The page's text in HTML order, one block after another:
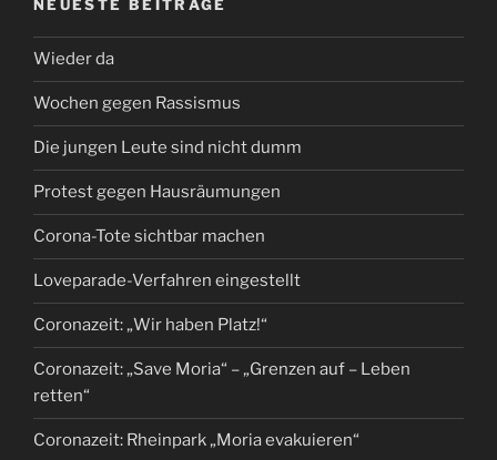
NEUESTE BEITRÄGE
Wieder da
Wochen gegen Rassismus
Die jungen Leute sind nicht dumm
Protest gegen Hausräumungen
Corona-Tote sichtbar machen
Loveparade-Verfahren eingestellt
Coronazeit: „Wir haben Platz!“
Coronazeit: „Save Moria“ – „Grenzen auf – Leben
retten“
Coronazeit: Rheinpark „Moria evakuieren“